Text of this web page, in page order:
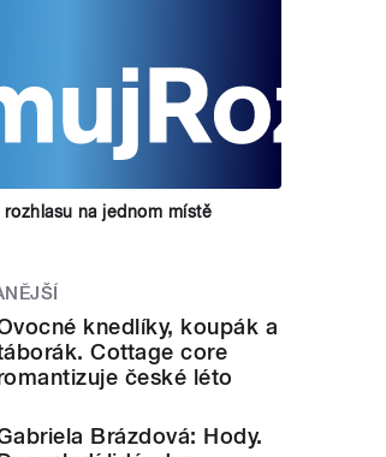
na jednom místě
knedlíky, koupák a
Cottage core
české léto
Brázdová: Hody.